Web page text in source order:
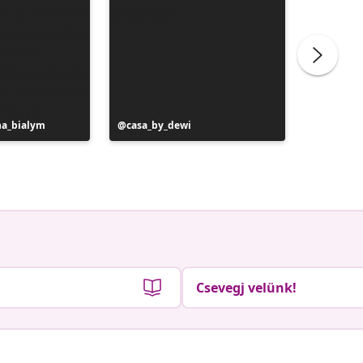
Bejegyzés
közzétevője
casa_by_dewi
Csevegj velünk!